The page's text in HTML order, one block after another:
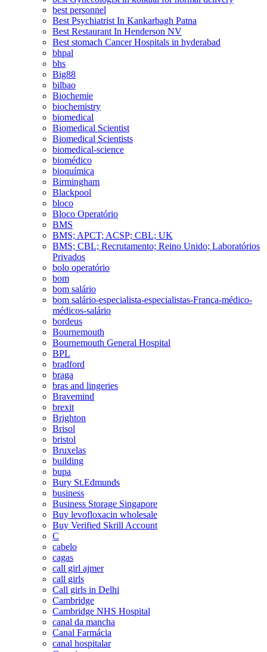
best personnel
Best Psychiatrist In Kankarbagh Patna
Best Restaurant In Henderson NV
Best stomach Cancer Hospitals in hyderabad
bhpal
bhs
Big88
bilbao
Biochemie
biochemistry
biomedical
Biomedical Scientist
Biomedical Scientists
biomedical-science
biomédico
bioquímica
Birmingham
Blackpool
bloco
Bloco Operatório
BMS
BMS; APCT; ACSP; CBL; UK
BMS; CBL; Recrutamento; Reino Unido; Laboratórios
Privados
bolo operatório
bom
bom salário
bom salário-especialista-especialistas-França-médico-
médicos-salário
bordeus
Bournemouth
Bournemouth General Hospital
BPL
bradford
braga
bras and lingeries
Bravemind
brexit
Brighton
Brisol
bristol
Bruxelas
building
bupa
Bury St.Edmunds
business
Business Storage Singapore
Buy levofloxacin wholesale
Buy Verified Skrill Account
C
cabelo
cagas
call girl ajmer
call girls
Call girls in Delhi
Cambridge
Cambridge NHS Hospital
canal da mancha
Canal Farmácia
canal hospitalar